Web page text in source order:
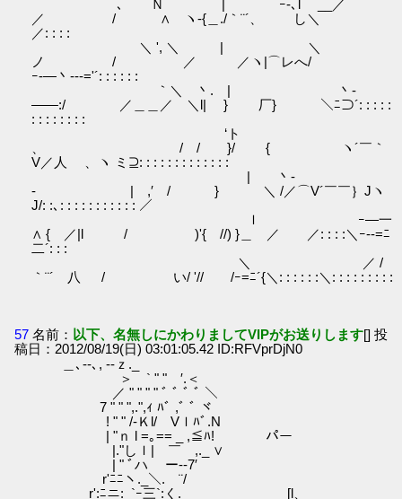
､ Ｎ | ｰ-､l __／
／ / ∧ ヽ-{＿./｀¨´、 し＼
／: : : :
＼ ', ＼ | ＼
ノ / ／ ／ヽ|⌒レへ/
ｰ‐―丶--‐='´: : : : : :
｀＼ 丶. | 丶-
――:/ ／＿＿／ ＼l| } 厂} ＼ﾆ⊃´: : : : :
: : : : : : : :
‘ト
、 / / }/ { ヽ´￣｀
V／人 、ヽ ミ⊇: : : : : : : : : : : : :
| 丶-
- | ,′ / } ＼ /／⌒V´￣￣｝Jヽ
J/: :､: : : : : : : : : : : ／
ｌ ｰ―一
∧ { ／|l / )'{ //) }＿ ／ ／: : : :＼ｰ--=ﾆ
二´: : :
＼ ／ /
｀¨´ 八 / い/ '// /ｰ=ﾆ´{＼: : : : : :＼: : : : : : : : :
57 名前： 以下、名無しにかわりましてVIPがお送りします[] 投
稿日：2012/08/19(日) 03:01:05.42 ID:RFVprDjN0
＿､‐-､, -‐ｚ._
＞ ` " " ′.＜
／ " " " " ﾞ ﾞ ﾞ ﾞ ＼
7 " " ",.",ｨ ﾊﾞ ,ﾞ ﾞ ヾ
! " " /-Ｋl/ Vｌﾊﾞ.N
| "ｎ l =｡== _ ,≦ﾊ! パー
|."しｌ| ￣ ,._ ∨
| " ﾞハ ー--7′
r'ﾆﾆヽ._＼. ¨/
r':ﾆニ:_`ｰ三`:く._ [l、